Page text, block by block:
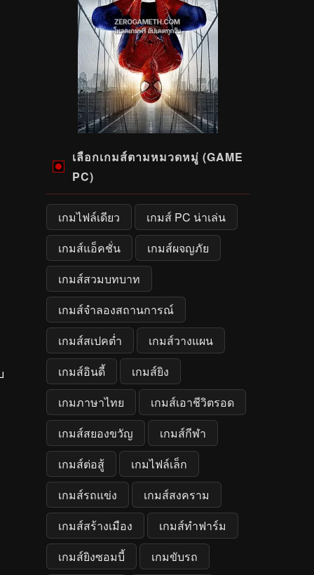
เลือกเกมส์ตามหมวดหมู่ (GAME
PC)
เกมไฟล์เดียว
เกมส์ PC น่าเล่น
เกมส์แอ็คชั่น
เกมส์ผจญภัย
เกมส์สวมบทบาท
เกมส์จำลองสถานการณ์
เกมส์สเปคต่ำ
เกมส์วางแผน
เกมส์อินดี้
เกมส์ยิง
เกมภาษาไทย
เกมส์เอาชีวิตรอด
เกมส์สยองขวัญ
เกมส์กีฬา
เกมส์ต่อสู้
เกมไฟล์เล็ก
เกมส์รถแข่ง
เกมส์สงคราม
เกมส์สร้างเมือง
เกมส์ทำฟาร์ม
เกมส์ยิงซอมบี้
เกมขับรถ